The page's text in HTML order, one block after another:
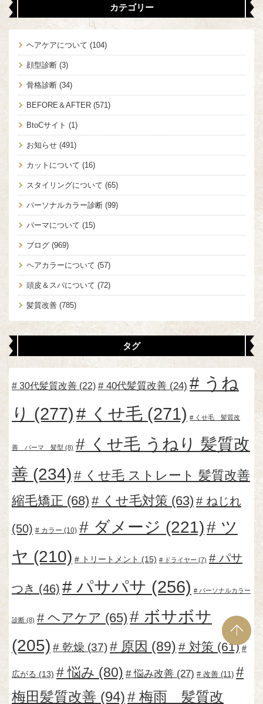
カテゴリー
ヘアケアについて (104)
顔型診断 (3)
骨格診断 (34)
BEFORE＆AFTER (571)
BtoCサイト (1)
お知らせ (491)
カットについて (16)
スタイリングについて (65)
パーソナルカラー診断 (99)
パーマについて (15)
ブログ (969)
ヘアカラーについて (57)
頭皮＆スパについて (72)
髪質改善 (785)
タグ
30代髪質改善 (22) 40代髪質改善 (24)
うね
り (277) くせ毛 (271) くせ毛 髪質改
善 パーマ 髪型 (8)
くせ毛 うねり 髪質改
善 (234)
くせ毛 ストレート 髪質改善
縮毛矯正 (68) くせ毛対策 (63) ねじれ
(50) カラー (10) ダメージ (221)
ツ
ヤ (210) トリートメント (15) ドライヤー (7) パサ
つき (46) パサパサ (256) パーソナルカラー
診断 (8) ヘアケア (65)
ボサボサ
(205)
乾燥 (37) 原因 (89) 対策 (61)
広がる (13) 悩み (80) 悩み改善 (27) 改善 (11)
梅田髪質改善 (94) 梅雨 髪質改